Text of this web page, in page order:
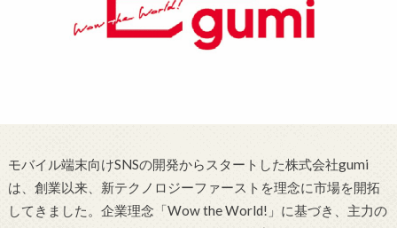
モバイル端末向けSNSの開発からスタートした株式会社gumi
は、創業以来、新テクノロジーファーストを理念に市場を開拓
してきました。企業理念「Wow the World!」に基づき、主力の